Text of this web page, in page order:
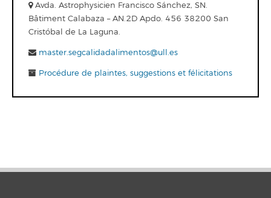
Avda. Astrophysicien Francisco Sánchez, SN.
Bâtiment Calabaza – AN.2D Apdo. 456 38200 San
Cristóbal de La Laguna.
master.segcalidadalimentos@ull.es
Procédure de plaintes, suggestions et félicitations